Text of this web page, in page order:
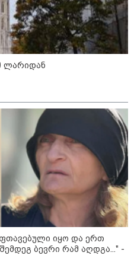
ლარიდან
იყო და ერთ
ბევრი რამ აღდგა..." -